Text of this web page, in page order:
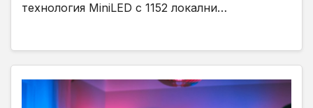
технология MiniLED с 1152 локални…